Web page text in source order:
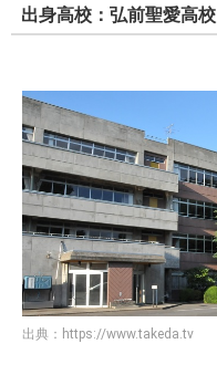
出身高校：弘前聖愛高校
出典： https://www.takeda.tv